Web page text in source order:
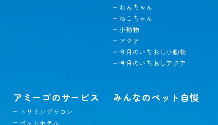
わんちゃん
ねこちゃん
小動物
アクア
今月のいちおし小動物
今月のいちおしアクア
アミーゴのサービス
トリミングサロン
ペットホテル
みんなのペット自慢